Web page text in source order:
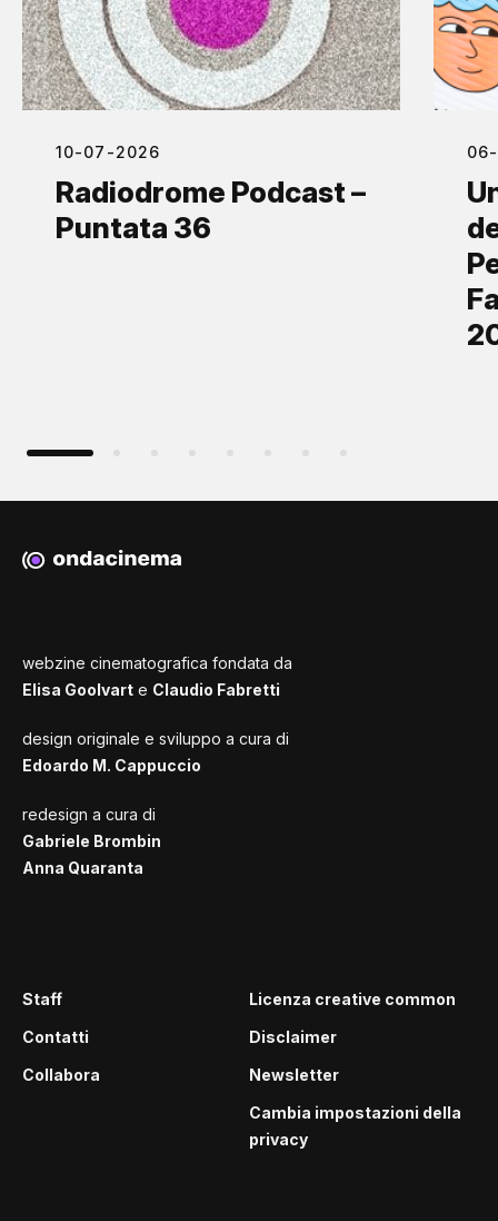
10-07-2026
Radiodrome Podcast –
Puntata 36
webzine cinematografica fondata da
Elisa Goolvart e Claudio Fabretti
design originale e sviluppo a cura di
Edoardo M. Cappuccio
redesign a cura di
Gabriele Brombin
Anna Quaranta
Staff
Contatti
Collabora
Licenza creative common
Disclaimer
Newsletter
Cambia impostazioni della
privacy